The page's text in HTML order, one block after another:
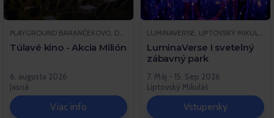
PLAYGROUND BARANČEKOVO, DEMÄNOVSKÁ DOLINA
Túlavé kino - Akcia Milión
6. augusta 2026
Jasná
Viac info
LUMINAVERSE, LIPTOVSKÝ MIKULÁŠ
LuminaVerse I svetelný
zábavný park
7. Máj - 15. Sep 2026
Liptovský Mikuláš
Vstupenky